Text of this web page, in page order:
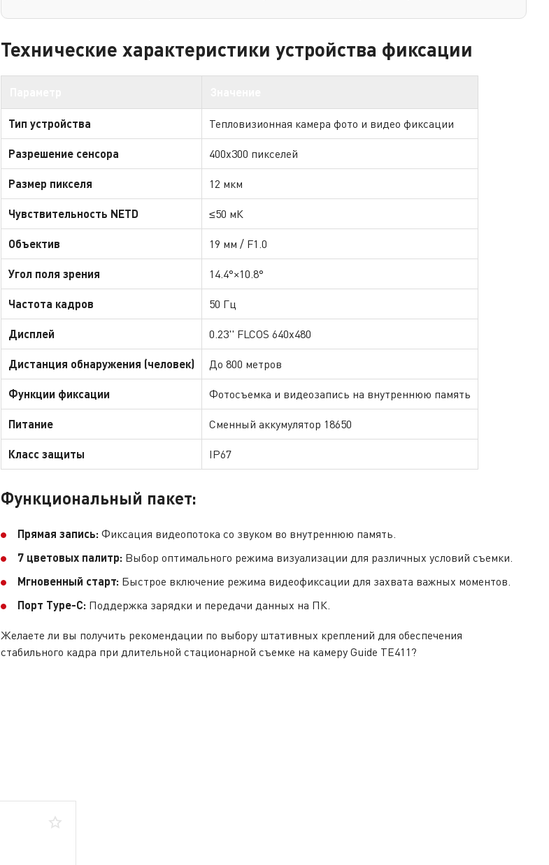
Технические характеристики устройства фиксации
Тип устройства Тепловизионная камера фото и видео фиксации
Разрешение сенсора 400x300 пикселей
Размер пикселя 12 мкм
Чувствительность NETD ≤50 мК
Объектив 19 мм / F1.0
Угол поля зрения 14.4°×10.8°
Частота кадров 50 Гц
Дисплей 0.23'' FLCOS 640x480
Дистанция обнаружения (человек) До 800 метров
Функции фиксации Фотосъемка и видеозапись на внутреннюю память
Питание Сменный аккумулятор 18650
Класс защиты IP67
Функциональный пакет:
Прямая запись: Фиксация видеопотока со звуком во внутреннюю память.
7 цветовых палитр: Выбор оптимального режима визуализации для различных условий съемки.
Мгновенный старт: Быстрое включение режима видеофиксации для захвата важных моментов.
Порт Type-C: Поддержка зарядки и передачи данных на ПК.
Желаете ли вы получить рекомендации по выбору штативных креплений для обеспечения
стабильного кадра при длительной стационарной съемке на камеру Guide TE411?